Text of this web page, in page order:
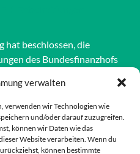
verwalten
verwenden wir Technologien wie
und/oder darauf zuzugreifen.
können wir Daten wie das
Website verarbeiten. Wenn du
können bestimmte
hat beschlossen, die
des Bundesfinanzhofs
werden zugleich die
allgemein